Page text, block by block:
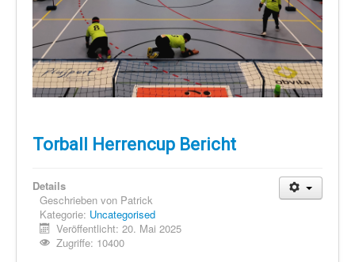
Torball Herrencup Bericht
Details
Geschrieben von Patrick
Kategorie: Uncategorised
Veröffentlicht: 20. Mai 2025
Zugriffe: 10400